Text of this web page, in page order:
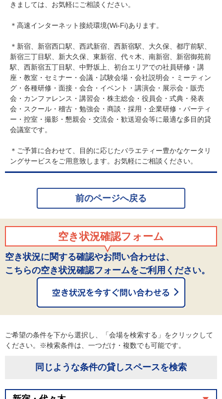
きましては、お気軽にご相談ください。
＊高速インターネット接続環境(Wi-Fi)あります。
＊新宿、新宿西口駅、西武新宿、西新宿駅、大久保、都庁前駅、
新宿三丁目駅、新大久保、東新宿、代々木、南新宿、新宿御苑前
駅、西新宿五丁目駅、中野坂上、初台エリアでの社員研修・講
座・教室・セミナー・会議・試験会場・会社説明会・ミーティン
グ・各種研修・面接・会合・イベント・講演会・展示会・販売
会・カンファレンス・講習会・株主総会・役員会・式典・発表
会・スクール・稽古・勉強会・商談・採用・企業研修・パーティ
ー・控室・撮影・懇親会・交流会・歓送迎会等に最適な多目的貸
会議室です。
＊ご予算に合わせて、目的に応じたバラエティー豊かなケータリ
ングサービスをご用意致します。お気軽にご相談ください。
前のページへ戻る
空き状況確認フォーム
空き状況に関する確認やお問い合わせは、
こちらの空き状況確認フォームをご利用ください。
ご希望の条件を下から選択し、「会場を検索する」をクリックして
ください。※検索条件は、一つだけ・複数でも可能です。
同じような条件の貸しスペースを検索